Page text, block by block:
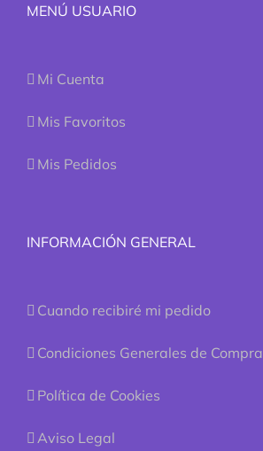
MENÚ USUARIO
Mi Cuenta
Mis Favoritos
Mis Pedidos
INFORMACIÓN GENERAL
Cuando recibiré mi pedido
Condiciones Generales de Compra
Política de Cookies
Aviso Legal